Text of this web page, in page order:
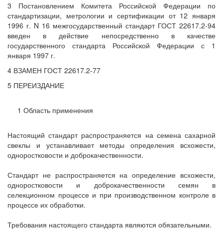
3 Постановлением Комитета Российской Федерации по
стандартизации, метрологии и сертификации от 12 января
1996 г. N 16 межгосударственный стандарт ГОСТ 22617.2-94
введен в действие непосредственно в качестве
государственного стандарта Российской Федерации с 1
января 1997 г.
4 ВЗАМЕН ГОСТ 22617.2-77
5 ПЕРЕИЗДАНИЕ
1 Область применения
Настоящий стандарт распространяется на семена сахарной
свеклы и устанавливает методы определения всхожести,
одноростковости и доброкачественности.
Стандарт не распространяется на определение всхожести,
одноростковости и доброкачественности семян в
селекционном процессе и при производственном контроле в
процессе их обработки.
Требования настоящего стандарта являются обязательными.